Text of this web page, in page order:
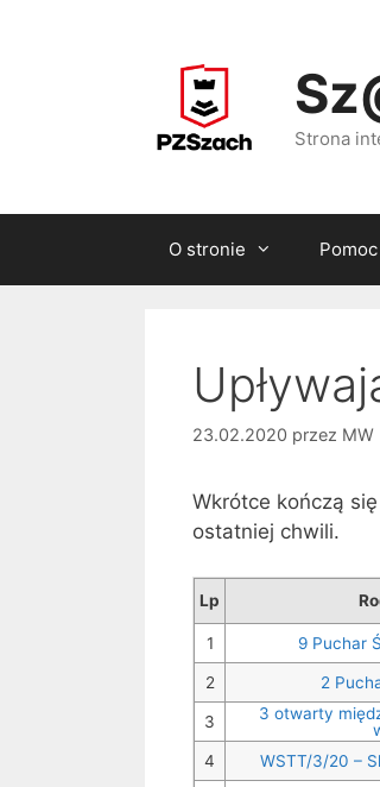
Strona
O stronie Pomoc
23.02.2020 przez MW
Wkrótce kończą
ostatniej chwili.
Lp
1 9 Puchar
2
2
3
3 otwarty
4
WSTT/3/20 –